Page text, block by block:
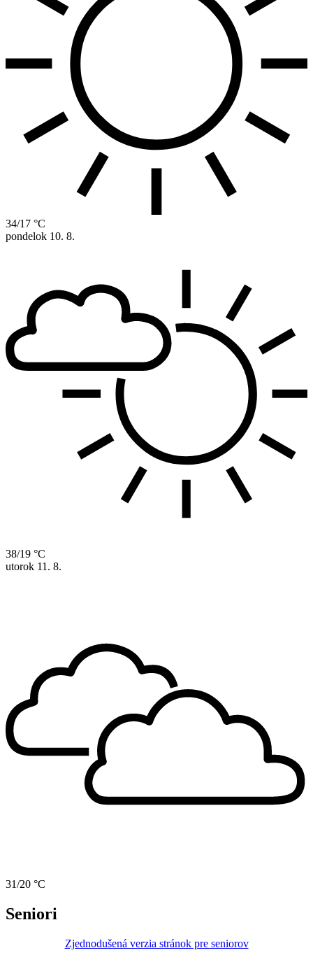
34/17 °C
pondelok 10. 8.
38/19 °C
utorok 11. 8.
31/20 °C
Seniori
Zjednodušená verzia stránok pre seniorov